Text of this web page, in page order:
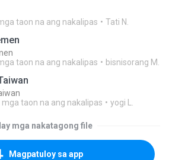
taon na ang nakalipas Tati N.
taon na ang nakalipas bisnisorang M.
mga taon na ang nakalipas yogi L.
mga nakatagong file
Magpatuloy sa app